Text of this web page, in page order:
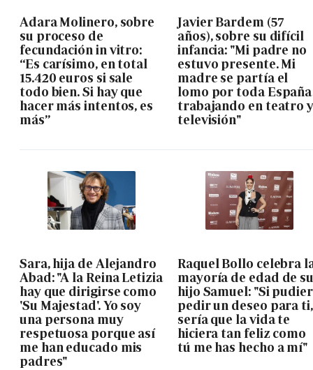
Adara Molinero, sobre
su proceso de
fecundación in vitro:
“Es carísimo, en total
15.420 euros si sale
todo bien. Si hay que
hacer más intentos, es
más”
Javier Bardem (57
años), sobre su difícil
infancia: "Mi padre no
estuvo presente. Mi
madre se partía el
lomo por toda España
trabajando en teatro
televisión"
Sara, hija de Alejandro
Abad: "A la Reina Letizia
hay que dirigirse como
'Su Majestad'. Yo soy
una persona muy
respetuosa porque así
me han educado mis
padres"
Raquel Bollo celebra
mayoría de edad de
hijo Samuel: "Si
pedir un deseo para ti,
sería que la vida te
hiciera tan feliz como
tú me has hecho a mí"